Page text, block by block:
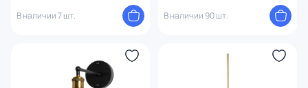
В наличии 7 шт.
В наличии 90 шт.